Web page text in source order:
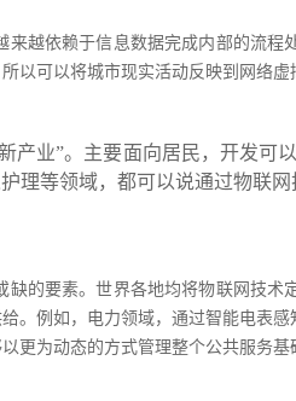
来越依赖于信息数据完成内部的流
以可以将城市现实活动反映到网络
产业”。主要面向居民，开发可
理等领域，都可以说通过物联网
的要素。世界各地均将物联网技
。例如，电力领域，通过智能电表
更为动态的方式管理整个公共服务